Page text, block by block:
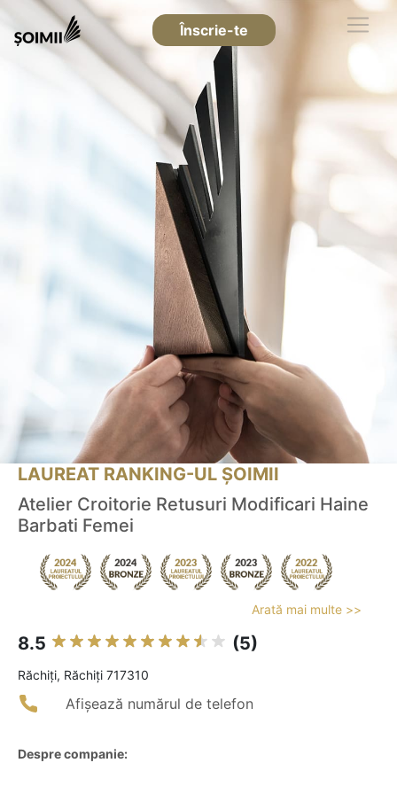
Înscrie-te
LAUREAT RANKING-UL ȘOIMII
Atelier Croitorie Retusuri Modificari Haine
Barbati Femei
Arată mai multe >>
8.5 (5)
Răchiţi, Răchiți 717310
Afișează numărul de telefon
Despre companie: